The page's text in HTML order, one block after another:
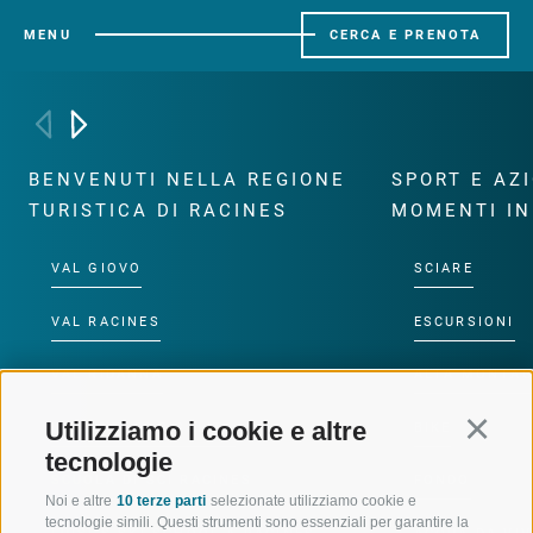
Utilizziamo i cookie e altre
tecnologie
Noi e altre 10 terze parti selezionate utilizziamo cookie e
tecnologie simili. Questi strumenti sono essenziali per garantire la
MENU CERCA E PRENOTA
BENVENUTI NELLA REGIONE
TURISTICA DI RACINES
VAL GIOVO
VAL RACINES
VAL RIDANNA
IMPIANTI DI RISALITA
SCUOLA DI SCI RACINES
SPORT E
MOMENTI
SCIARE
ESCURSIONI
ALTA